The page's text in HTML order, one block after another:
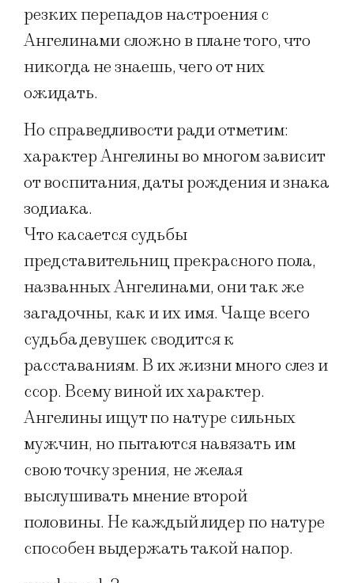
резких перепадов настроения с
Ангелинами сложно в плане того, что
никогда не знаешь, чего от них
ожидать.
Но справедливости ради отметим:
характер Ангелины во многом зависит
от воспитания, даты рождения и знака
зодиака.
Что касается судьбы
представительниц прекрасного пола,
названных Ангелинами, они так же
загадочны, как и их имя. Чаще всего
судьба девушек сводится к
расставаниям. В их жизни много слез и
ссор. Всему виной их характер.
Ангелины ищут по натуре сильных
мужчин, но пытаются навязать им
свою точку зрения, не желая
выслушивать мнение второй
половины. Не каждый лидер по натуре
способен выдержать такой напор.